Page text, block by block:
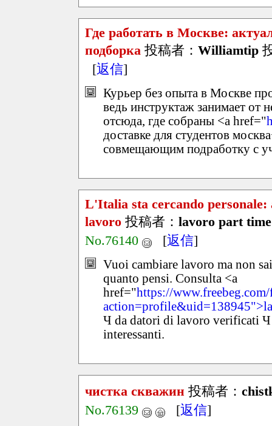
Где работать в Москве:
подборка 投稿者： Williamtip
[返信]
Курьер без опыта в Москве
ведь инструктаж занимает от
отсюда, где собраны <a href="
доставке для студентов
совмещающим подработку с
L'Italia sta cercando
lavoro 投稿者： lavoro part
No.76140
[返信]
Vuoi cambiare lavoro ma non
quanto pensi. Consulta <a
href="https://
Ч da datori di lavoro verificati
interessanti.
чистка скважин 投稿者：
No.76139
[返信]